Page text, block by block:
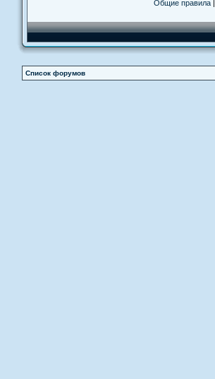
Общие правила |
Список форумов